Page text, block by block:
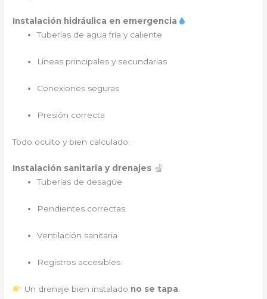
Instalación hidráulica en emergencia
Tuberías de agua fría y caliente
Líneas principales y secundarias
Conexiones seguras
Presión correcta
Todo oculto y bien calculado.
Instalación sanitaria y drenajes
Tuberías de desagüe
Pendientes correctas
Ventilación sanitaria
Registros accesibles
Un drenaje bien instalado no se tapa